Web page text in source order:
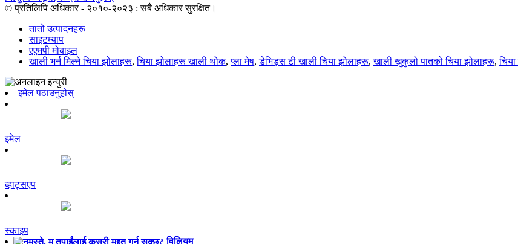
© प्रतिलिपि अधिकार - २०१०-२०२३ : सबै अधिकार सुरक्षित।
तातो उत्पादनहरू
साइटम्याप
एएमपी मोबाइल
खाली भर्न मिल्ने चिया झोलाहरू,चिया झोलाहरू खाली थोक,प्ला मेष,डेभिड्स टी खाली चिया झोलाहरू,खाली खुकुलो पातको चिया झोलाहरू,
इमेल पठाउनुहोस्
इमेल
व्हाट्सएप
स्काइप
विलियम